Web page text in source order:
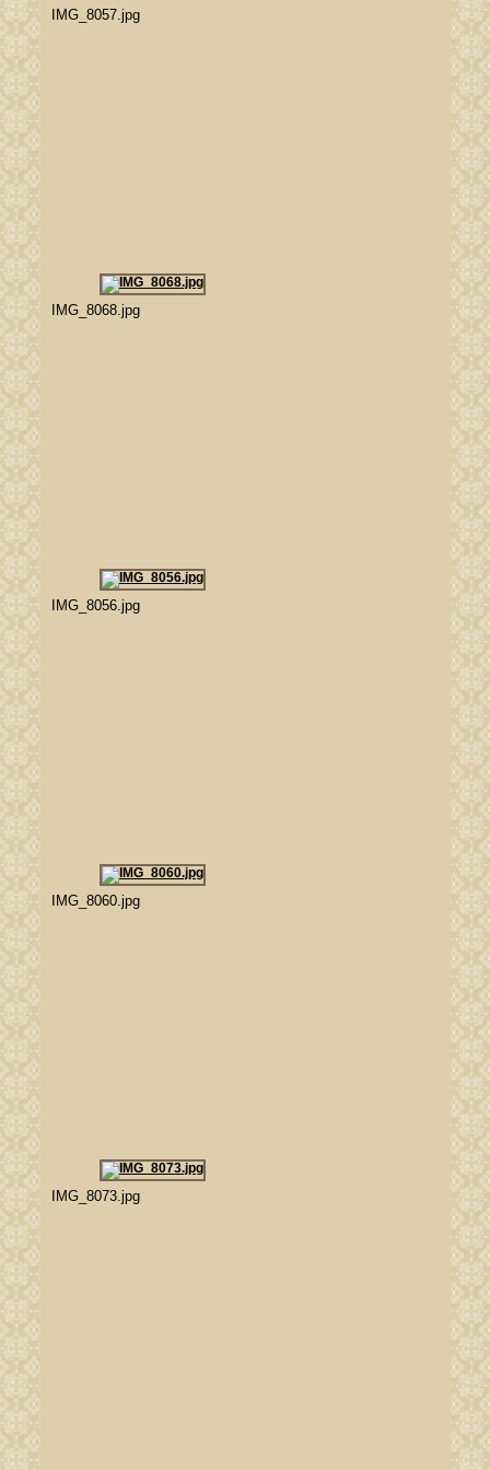
IMG_8057.jpg
IMG_8068.jpg
IMG_8056.jpg
IMG_8060.jpg
IMG_8073.jpg